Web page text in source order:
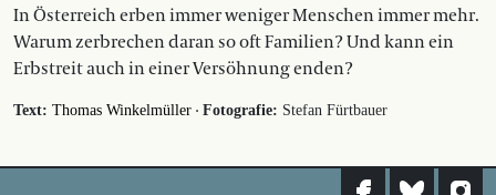
In Österreich erben immer weniger Menschen immer mehr.
Warum zerbrechen daran so oft Familien? Und kann ein
Erbstreit auch in einer Versöhnung enden?
Text: Thomas Winkelmüller · Fotografie: Stefan Fürtbauer